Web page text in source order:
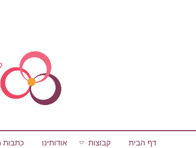
דף הבית קבוצות אודותינו כתבות